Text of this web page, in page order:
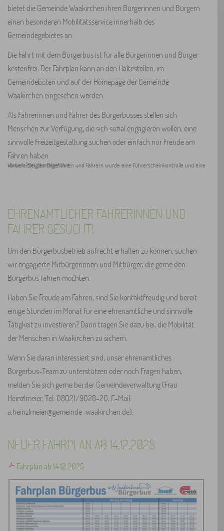
bietet die Gemeinde Waakirchen ihren Bürgerinnen und Bürgern
einen besonderen Mobilitätsservice innerhalb des
Gemeindegebietes an.
Die Fahrt mit dem Bürgerbus ist für alle Bürgerinnen und Bürger
kostenfrei. Der Fahrplan kann an den Haltestellen, im
Gemeindeboten und auf der Homepage der Gemeinde
Waakirchen eingesehen werden.
Als Fahrerinnen und Fahrer des Bürgerbusses stellen sich
Menschen zur Verfügung, die sich sozial engagieren wollen, eine
sinnvolle Freizeitgestaltung suchen oder einfach nur Freude am
Fahren haben.
Hinweis: Bei den Fahrerinnen und Fahrern wurde eine Führerscheinkontrolle und eine Vorbereitung durchgeführt.
EHRENAMTLICHER FAHRERINNEN UND
FAHRER GESUCHT!
Um den Bürgerbusbetrieb aufrecht erhalten zu können, suchen
wir engagierte Mitbürgerinnen und Mitbürger, die gerne den
Bürgerbus fahren möchten.
Haben Sie Freude am Fahren, sind Sie kontaktfreudig und bereit
einige Stunden im Monat für eine ehrenamtliche und sinnvolle
Tätigkeit zu investieren? Dann tragen Sie dazu bei, die Mobilität
der Menschen in Waakirchen zu sichern.
Wenn Sie daran interessiert sind, unser ehrenamtliches
Bürgerbus-Team zu unterstützen oder noch Fragen haben,
melden Sie sich gerne bei der Gemeindeverwaltung (Frau
Heinzlmeier, Tel. 08021/9028-20, E-Mail:
a.heinzlmeier@gemeinde-waakirchen.de).
NEUER FAHRPLAN AB 14.12.2025
Fahrplan ab 14.12.2025